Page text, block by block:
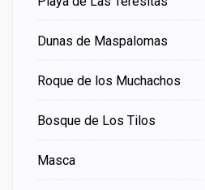
Dunas de Maspalomas
Roque de los Muchachos
Bosque de Los Tilos
Masca